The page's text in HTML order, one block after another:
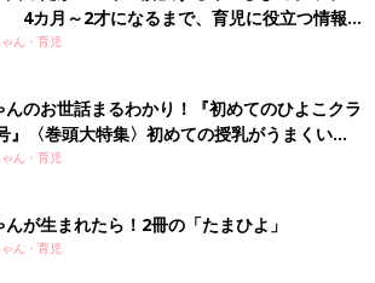
4カ月～2才になるまで、育児に役立つ情報が
い！
ん・育児
んのお世話まるわかり！『初めてのひよこクラ
』〈巻頭大特集〉初めての授乳がうまくい
っぱい・ミルクの基本と夏のトラブル 解決テ
ん・育児
んが生まれたら！2冊の「たまひよ」
ん・育児